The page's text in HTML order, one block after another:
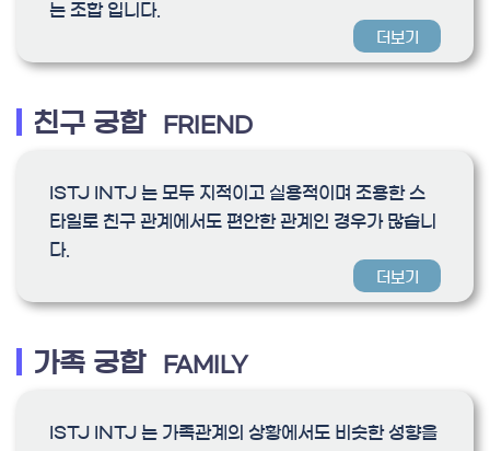
는 조합 입니다.
더보기
친구 궁합 FRIEND
ISTJ INTJ 는 모두 지적이고 실용적이며 조용한 스
타일로 친구 관계에서도 편안한 관계인 경우가 많습니
다.
더보기
가족 궁합 FAMILY
ISTJ INTJ 는 가족관계의 상황에서도 비슷한 성향을